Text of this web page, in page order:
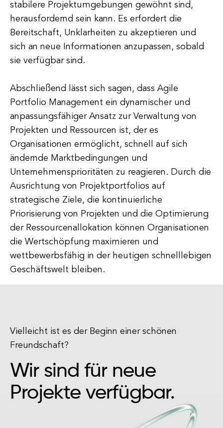
stabilere Projektumgebungen gewöhnt sind,
herausfordernd sein kann. Es erfordert die
Bereitschaft, Unklarheiten zu akzeptieren und
sich an neue Informationen anzupassen, sobald
sie verfügbar sind.
Abschließend lässt sich sagen, dass Agile
Portfolio Management ein dynamischer und
anpassungsfähiger Ansatz zur Verwaltung von
Projekten und Ressourcen ist, der es
Organisationen ermöglicht, schnell auf sich
ändernde Marktbedingungen und
Unternehmensprioritäten zu reagieren. Durch die
Ausrichtung von Projektportfolios auf
strategische Ziele, die kontinuierliche
Priorisierung von Projekten und die Optimierung
der Ressourcenallokation können Organisationen
die Wertschöpfung maximieren und
wettbewerbsfähig in der heutigen schnelllebigen
Geschäftswelt bleiben.
Vielleicht ist es der Beginn einer schönen
Freundschaft?
Wir sind für neue
Projekte verfügbar.